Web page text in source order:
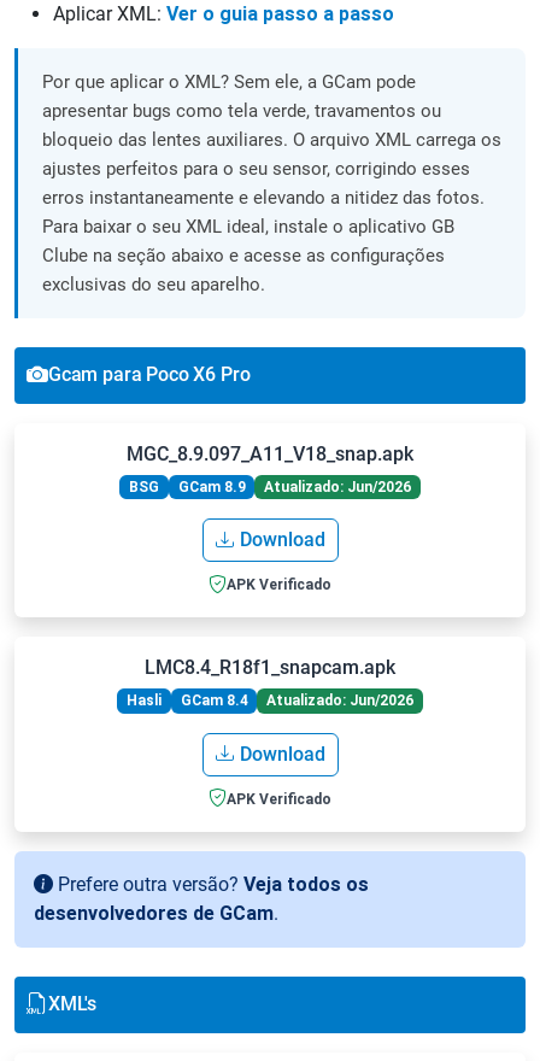
Aplicar XML: Ver o guia passo a passo
Por que aplicar o XML? Sem ele, a GCam pode
apresentar bugs como tela verde, travamentos ou
bloqueio das lentes auxiliares. O arquivo XML carrega os
ajustes perfeitos para o seu sensor, corrigindo esses
erros instantaneamente e elevando a nitidez das fotos.
Para baixar o seu XML ideal, instale o aplicativo GB
Clube na seção abaixo e acesse as configurações
exclusivas do seu aparelho.
Gcam para Poco X6 Pro
MGC_8.9.097_A11_V18_snap.apk
BSG GCam 8.9 Atualizado: Jun/2026
Download
APK Verificado
LMC8.4_R18f1_snapcam.apk
Hasli GCam 8.4 Atualizado: Jun/2026
Download
APK Verificado
Prefere outra versão? Veja todos os
desenvolvedores de GCam.
XML's